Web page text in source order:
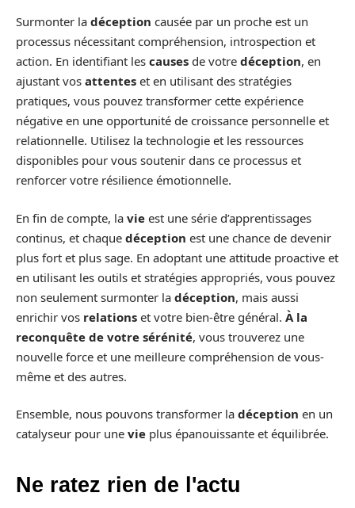
Surmonter la déception causée par un proche est un
processus nécessitant compréhension, introspection et
action. En identifiant les causes de votre déception, en
ajustant vos attentes et en utilisant des stratégies
pratiques, vous pouvez transformer cette expérience
négative en une opportunité de croissance personnelle et
relationnelle. Utilisez la technologie et les ressources
disponibles pour vous soutenir dans ce processus et
renforcer votre résilience émotionnelle.
En fin de compte, la vie est une série d’apprentissages
continus, et chaque déception est une chance de devenir
plus fort et plus sage. En adoptant une attitude proactive et
en utilisant les outils et stratégies appropriés, vous pouvez
non seulement surmonter la déception, mais aussi
enrichir vos relations et votre bien-être général. À la
reconquête de votre sérénité, vous trouverez une
nouvelle force et une meilleure compréhension de vous-
même et des autres.
Ensemble, nous pouvons transformer la déception en un
catalyseur pour une vie plus épanouissante et équilibrée.
Ne ratez rien de l'actu